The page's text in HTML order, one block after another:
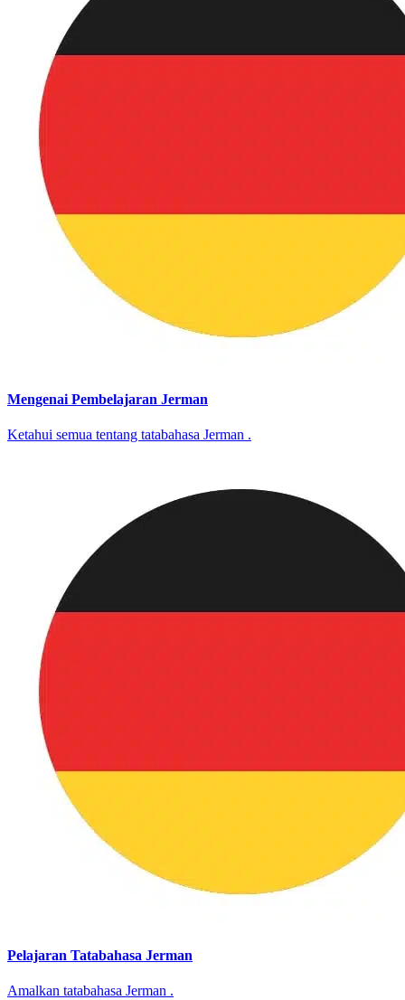
Mengenai Pembelajaran Jerman
Ketahui semua tentang tatabahasa Jerman .
Pelajaran Tatabahasa Jerman
Amalkan tatabahasa Jerman .